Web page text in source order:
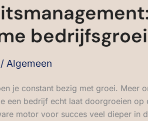
bedrijfsgroei
/ Algemeen
je constant bezig met groei. Meer
een bedrijf echt laat doorgroeien
motor voor succes veel dieper in